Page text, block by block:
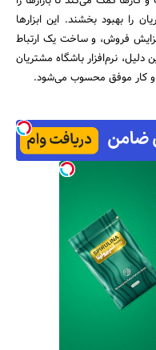
را بهبود بخشند. این ابزارها
فروش، و ساخت یک ارتباط
دلیل، نرم‌افزار باشگاه مشتریان
و کار موفق محسوب می‌شود.